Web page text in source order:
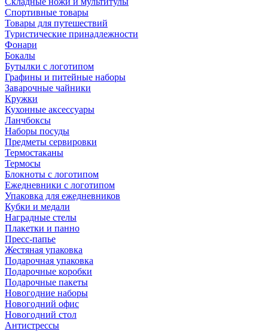
Спортивные товары
Товары для путешествий
Туристические принадлежности
Фонари
Бокалы
Бутылки с логотипом
Графины и питейные наборы
Заварочные чайники
Кружки
Кухонные аксессуары
Ланчбоксы
Наборы посуды
Предметы сервировки
Термостаканы
Термосы
Блокноты с логотипом
Ежедневники с логотипом
Упаковка для ежедневников
Кубки и медали
Наградные стелы
Плакетки и панно
Пресс-папье
Жестяная упаковка
Подарочная упаковка
Подарочные коробки
Подарочные пакеты
Новогодние наборы
Новогодний офис
Новогодний стол
Антистрессы